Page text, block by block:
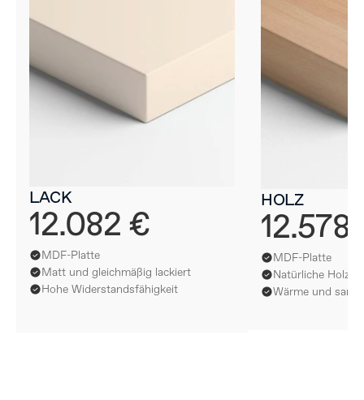
LACK
12.082 €
MDF-Platte
Matt und gleichmäßig lackiert
Hohe Widerstandsfähigkeit
HOLZ
12.578
MDF-Platte
Natürliche
Wärme und